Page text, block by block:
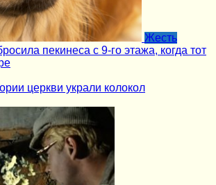
Жесть
пекинеса с 9-го этажа, когда тот
церкви украли колокол